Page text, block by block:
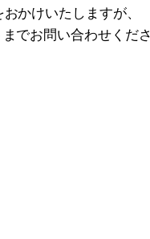
かけいたしますが、
でお問い合わせくだ